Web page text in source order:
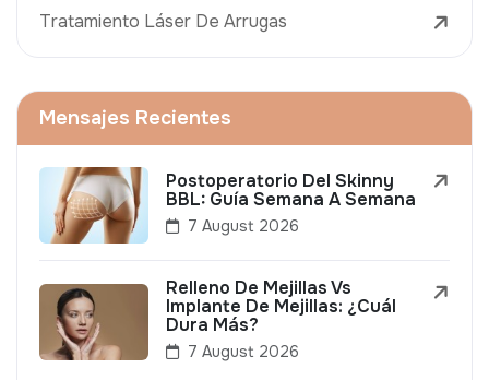
Tratamiento Láser De Arrugas
Mensajes Recientes
Postoperatorio Del Skinny
BBL: Guía Semana A Semana
7 August 2026
Relleno De Mejillas Vs
Implante De Mejillas: ¿Cuál
Dura Más?
7 August 2026